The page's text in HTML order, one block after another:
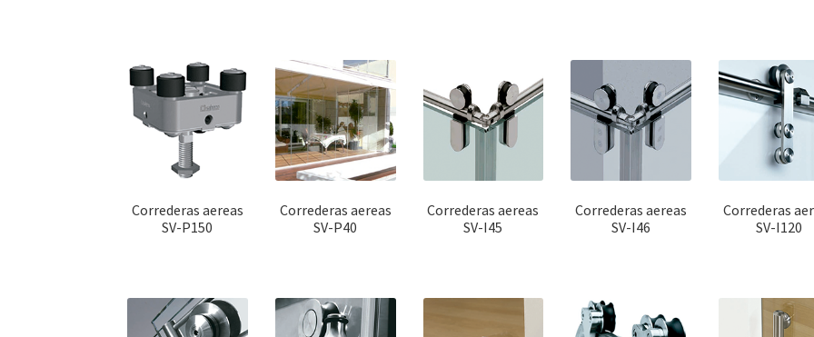
Correderas aereas
SV-P150
Correderas aereas
SV-P40
Correderas aereas
SV-I45
Correderas aereas
SV-I46
Correderas
SV-I120